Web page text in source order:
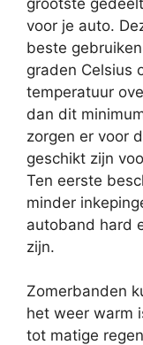
voor je auto.
beste
graden Celsius
temperatuur
dan dit
zorgen er voor
geschikt zijn
Ten eerste
minder
autoband hard
zijn.
Zomerbanden
het weer warm
tot matige